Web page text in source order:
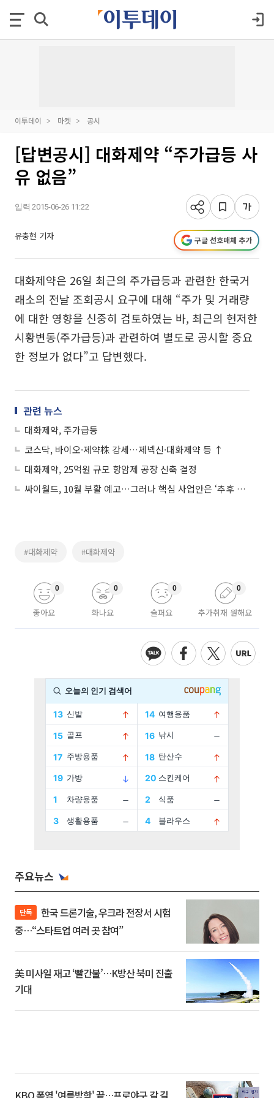
이투데이 마켓 공시
[답변공시] 대화제약 “주가급등 사
유 없음”
입력 2015-06-26 11:22
유충현 기자 구글 선호매체 추가
대화제약은 26일 최근의 주가급등과 관련한 한국거
래소의 전날 조회공시 요구에 대해 “주가 및 거래량
에 대한 영향을 신중히 검토하였는 바, 최근의 현저한
시황변동(주가급등)과 관련하여 별도로 공시할 중요
한 정보가 없다”고 답변했다.
관련 뉴스
대화제약, 주가급등
코스닥, 바이오·제약株 강세…제넥신·대화제약 등 ↑
대화제약, 25억원 규모 항암제 공장 신축 결정
싸이월드, 10월 부활 예고…그러나 핵심 사업안은 ‘추후 공개’
#대화제약 #대화제약
좋아요
0
화나요
0
슬퍼요
0
추가취재 원해요
0
주요뉴스
단독
중…“스타트업 여러 곳 참여”
美 미사일 재고 ‘빨간불’…K방산 북미 진출
기대
KBO 폭염 '여름방학' 끝…프로야구 갈 길